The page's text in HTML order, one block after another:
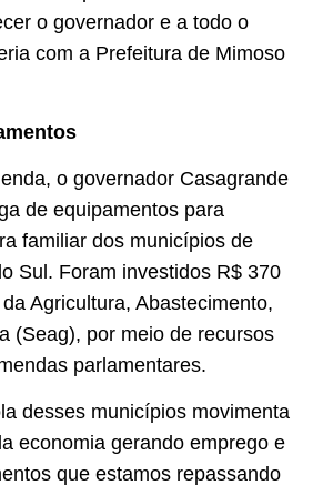
o governador e a todo o
com a Prefeitura de Mimoso
o governador Casagrande
de equipamentos para
familiar dos municípios de
Sul. Foram investidos R$ 370
Agricultura, Abastecimento,
(Seag), por meio de recursos
parlamentares.
desses municípios movimenta
economia gerando emprego e
que estamos repassando